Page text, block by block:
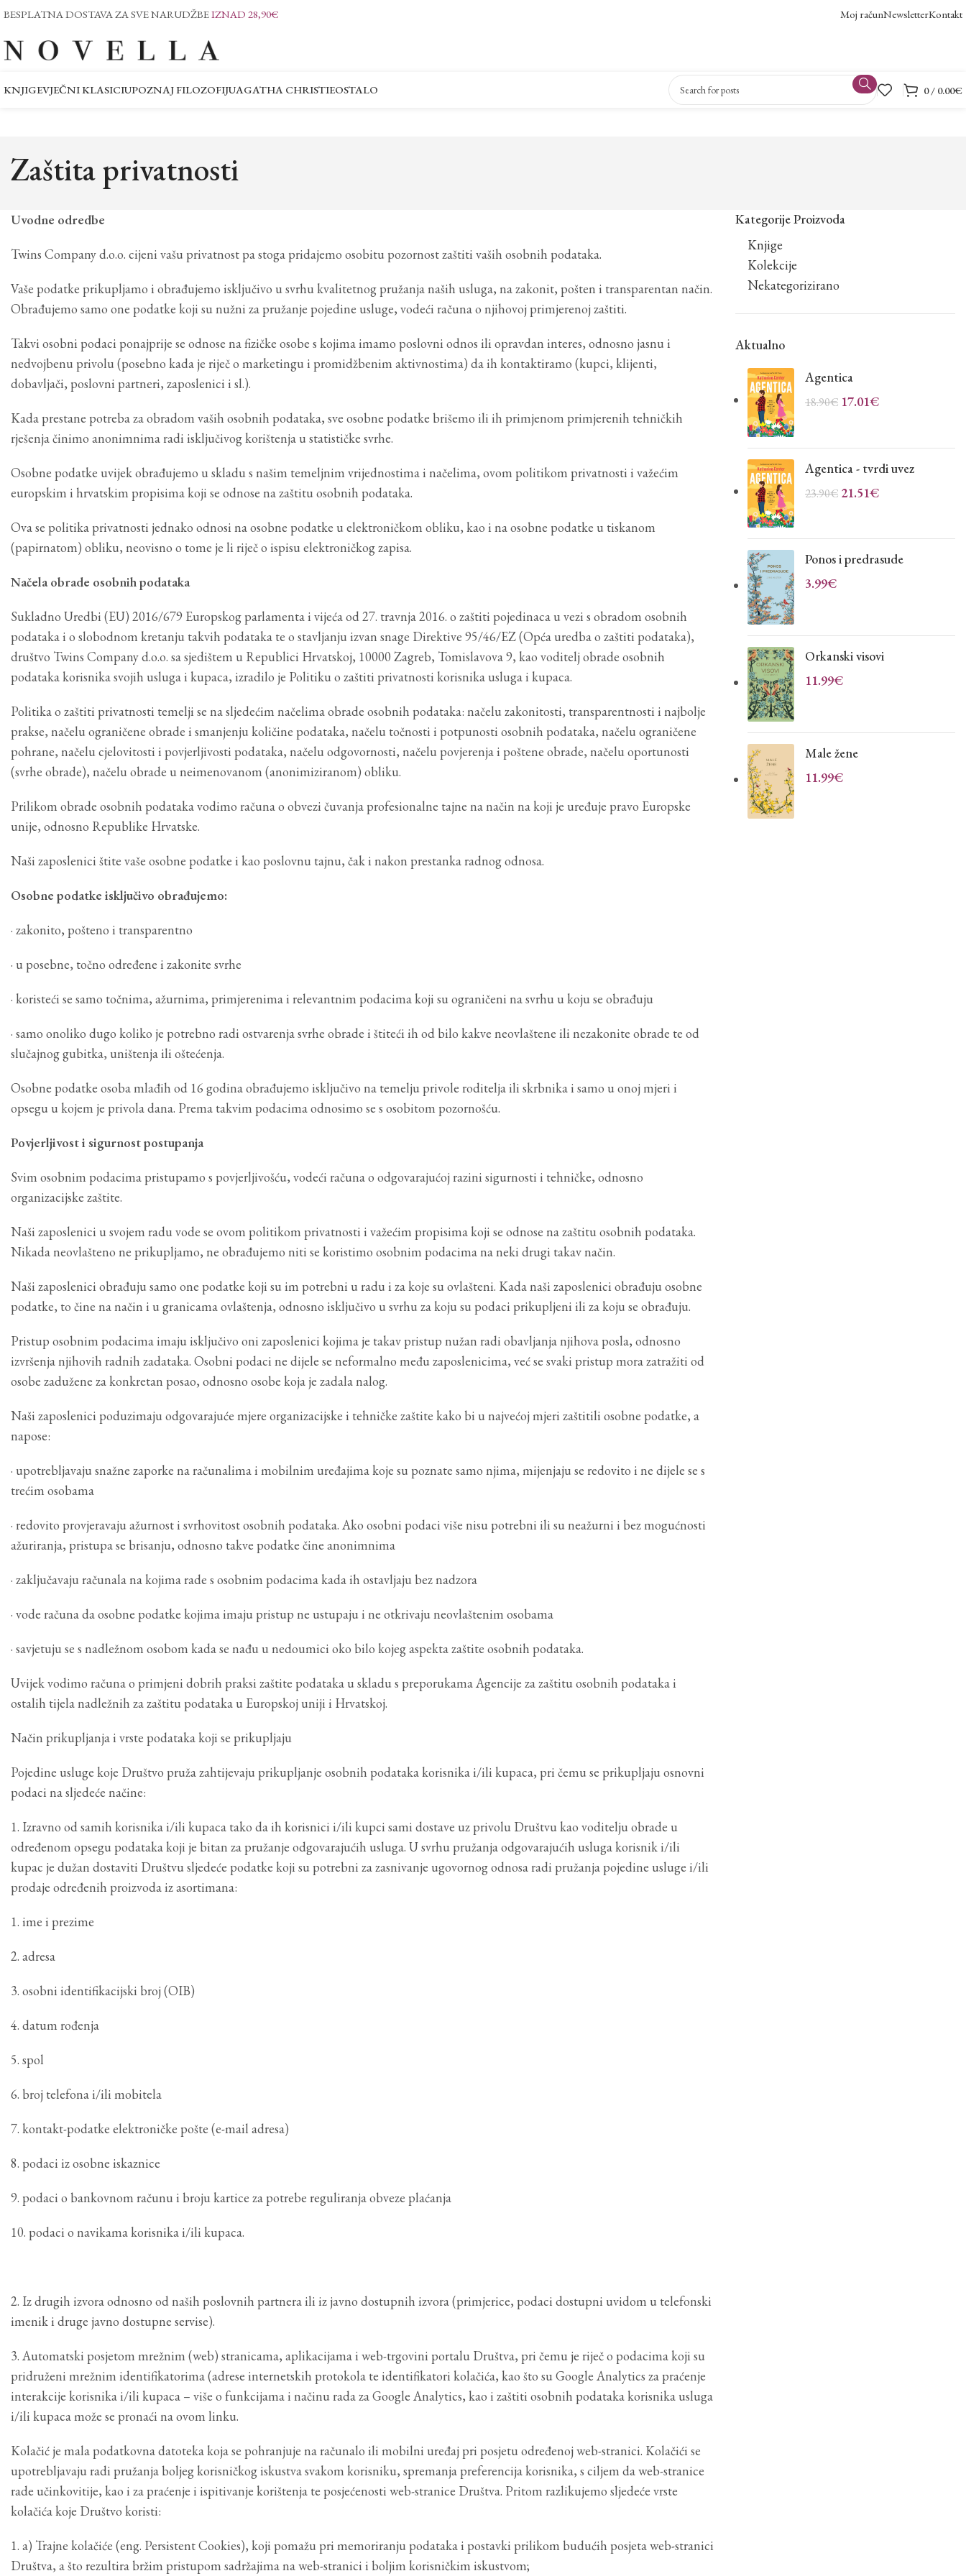
BESPLATNA DOSTAVA ZA SVE NARUDŽBEIZNAD 28,90€ Moj računNewsletterKontakt
KNJIGEVJEČNI KLASICIUPOZNAJ FILOZOFIJUAGATHA CHRISTIEOSTALO 0/ 0.00€
Zaštita privatnosti
Uvodne odredbe
Twins Company d.o.o. cijeni vašu privatnost pa stoga pridajemo osobitu pozornost zaštiti vaših osobnih podataka.
Vaše podatke prikupljamo i obrađujemo isključivo u svrhu kvalitetnog pružanja naših usluga, na zakonit, pošten i transparentan način.
Obrađujemo samo one podatke koji su nužni za pružanje pojedine usluge, vodeći računa o njihovoj primjerenoj zaštiti.
Takvi osobni podaci ponajprije se odnose na fizičke osobe s kojima imamo poslovni odnos ili opravdan interes, odnosno jasnu i
nedvojbenu privolu (posebno kada je riječ o marketingu i promidžbenim aktivnostima) da ih kontaktiramo (kupci, klijenti,
dobavljači, poslovni partneri, zaposlenici i sl.).
Kada prestane potreba za obradom vaših osobnih podataka, sve osobne podatke brišemo ili ih primjenom primjerenih tehničkih
rješenja činimo anonimnima radi isključivog korištenja u statističke svrhe.
Osobne podatke uvijek obrađujemo u skladu s našim temeljnim vrijednostima i načelima, ovom politikom privatnosti i važećim
europskim i hrvatskim propisima koji se odnose na zaštitu osobnih podataka.
Ova se politika privatnosti jednako odnosi na osobne podatke u elektroničkom obliku, kao i na osobne podatke u tiskanom
(papirnatom) obliku, neovisno o tome je li riječ o ispisu elektroničkog zapisa.
Načela obrade osobnih podataka
Sukladno Uredbi (EU) 2016/679 Europskog parlamenta i vijeća od 27. travnja 2016. o zaštiti pojedinaca u vezi s obradom osobnih
podataka i o slobodnom kretanju takvih podataka te o stavljanju izvan snage Direktive 95/46/EZ (Opća uredba o zaštiti podataka),
društvo Twins Company d.o.o. sa sjedištem u Republici Hrvatskoj, 10000 Zagreb, Tomislavova 9, kao voditelj obrade osobnih
podataka korisnika svojih usluga i kupaca, izradilo je Politiku o zaštiti privatnosti korisnika usluga i kupaca.
Politika o zaštiti privatnosti temelji se na sljedećim načelima obrade osobnih podataka: načelu zakonitosti, transparentnosti i najbolje
prakse, načelu ograničene obrade i smanjenju količine podataka, načelu točnosti i potpunosti osobnih podataka, načelu ograničene
pohrane, načelu cjelovitosti i povjerljivosti podataka, načelu odgovornosti, načelu povjerenja i poštene obrade, načelu oportunosti
(svrhe obrade), načelu obrade u neimenovanom (anonimiziranom) obliku.
Prilikom obrade osobnih podataka vodimo računa o obvezi čuvanja profesionalne tajne na način na koji je uređuje pravo Europske
unije, odnosno Republike Hrvatske.
Naši zaposlenici štite vaše osobne podatke i kao poslovnu tajnu, čak i nakon prestanka radnog odnosa.
Osobne podatke isključivo obrađujemo:
· zakonito, pošteno i transparentno
· u posebne, točno određene i zakonite svrhe
· koristeći se samo točnima, ažurnima, primjerenima i relevantnim podacima koji su ograničeni na svrhu u koju se obrađuju
· samo onoliko dugo koliko je potrebno radi ostvarenja svrhe obrade i štiteći ih od bilo kakve neovlaštene ili nezakonite obrade te od
slučajnog gubitka, uništenja ili oštećenja.
Osobne podatke osoba mlađih od 16 godina obrađujemo isključivo na temelju privole roditelja ili skrbnika i samo u onoj mjeri i
opsegu u kojem je privola dana. Prema takvim podacima odnosimo se s osobitom pozornošću.
Povjerljivost i sigurnost postupanja
Svim osobnim podacima pristupamo s povjerljivošću, vodeći računa o odgovarajućoj razini sigurnosti i tehničke, odnosno
organizacijske zaštite.
Naši zaposlenici u svojem radu vode se ovom politikom privatnosti i važećim propisima koji se odnose na zaštitu osobnih podataka.
Nikada neovlašteno ne prikupljamo, ne obrađujemo niti se koristimo osobnim podacima na neki drugi takav način.
Naši zaposlenici obrađuju samo one podatke koji su im potrebni u radu i za koje su ovlašteni. Kada naši zaposlenici obrađuju osobne
podatke, to čine na način i u granicama ovlaštenja, odnosno isključivo u svrhu za koju su podaci prikupljeni ili za koju se obrađuju.
Pristup osobnim podacima imaju isključivo oni zaposlenici kojima je takav pristup nužan radi obavljanja njihova posla, odnosno
izvršenja njihovih radnih zadataka. Osobni podaci ne dijele se neformalno među zaposlenicima, već se svaki pristup mora zatražiti od
osobe zadužene za konkretan posao, odnosno osobe koja je zadala nalog.
Naši zaposlenici poduzimaju odgovarajuće mjere organizacijske i tehničke zaštite kako bi u najvećoj mjeri zaštitili osobne podatke, a
napose:
· upotrebljavaju snažne zaporke na računalima i mobilnim uređajima koje su poznate samo njima, mijenjaju se redovito i ne dijele se s
trećim osobama
· redovito provjeravaju ažurnost i svrhovitost osobnih podataka. Ako osobni podaci više nisu potrebni ili su neažurni i bez mogućnosti
ažuriranja, pristupa se brisanju, odnosno takve podatke čine anonimnima
· zaključavaju računala na kojima rade s osobnim podacima kada ih ostavljaju bez nadzora
· vode računa da osobne podatke kojima imaju pristup ne ustupaju i ne otkrivaju neovlaštenim osobama
· savjetuju se s nadležnom osobom kada se nađu u nedoumici oko bilo kojeg aspekta zaštite osobnih podataka.
Uvijek vodimo računa o primjeni dobrih praksi zaštite podataka u skladu s preporukama Agencije za zaštitu osobnih podataka i
ostalih tijela nadležnih za zaštitu podataka u Europskoj uniji i Hrvatskoj.
Način prikupljanja i vrste podataka koji se prikupljaju
Pojedine usluge koje Društvo pruža zahtijevaju prikupljanje osobnih podataka korisnika i/ili kupaca, pri čemu se prikupljaju osnovni
podaci na sljedeće načine:
1. Izravno od samih korisnika i/ili kupaca tako da ih korisnici i/ili kupci sami dostave uz privolu Društvu kao voditelju obrade u
određenom opsegu podataka koji je bitan za pružanje odgovarajućih usluga. U svrhu pružanja odgovarajućih usluga korisnik i/ili
kupac je dužan dostaviti Društvu sljedeće podatke koji su potrebni za zasnivanje ugovornog odnosa radi pružanja pojedine usluge i/ili
prodaje određenih proizvoda iz asortimana:
1. ime i prezime
2. adresa
3. osobni identifikacijski broj (OIB)
4. datum rođenja
5. spol
6. broj telefona i/ili mobitela
7. kontakt-podatke elektroničke pošte (e-mail adresa)
8. podaci iz osobne iskaznice
9. podaci o bankovnom računu i broju kartice za potrebe reguliranja obveze plaćanja
10. podaci o navikama korisnika i/ili kupaca.
2. Iz drugih izvora odnosno od naših poslovnih partnera ili iz javno dostupnih izvora (primjerice, podaci dostupni uvidom u telefonski
imenik i druge javno dostupne servise).
3. Automatski posjetom mrežnim (web) stranicama, aplikacijama i web-trgovini portalu Društva, pri čemu je riječ o podacima koji su
pridruženi mrežnim identifikatorima (adrese internetskih protokola te identifikatori kolačića, kao što su Google Analytics za praćenje
interakcije korisnika i/ili kupaca – više o funkcijama i načinu rada za Google Analytics, kao i zaštiti osobnih podataka korisnika usluga
i/ili kupaca može se pronaći na ovom linku.
Kolačić je mala podatkovna datoteka koja se pohranjuje na računalo ili mobilni uređaj pri posjetu određenoj web-stranici. Kolačići se
upotrebljavaju radi pružanja boljeg korisničkog iskustva svakom korisniku, spremanja preferencija korisnika, s ciljem da web-stranice
rade učinkovitije, kao i za praćenje i ispitivanje korištenja te posjećenosti web-stranice Društva. Pritom razlikujemo sljedeće vrste
kolačića koje Društvo koristi:
1. a) Trajne kolačiće (eng. Persistent Cookies), koji pomažu pri memoriranju podataka i postavki prilikom budućih posjeta web-stranici
Društva, a što rezultira bržim pristupom sadržajima na web-stranici i boljim korisničkim iskustvom;
Kategorije Proizvoda
Knjige
Kolekcije
Nekategorizirano
Aktualno
Agentica
18.90€ 17.01€
Agentica - tvrdi uvez
23.90€ 21.51€
Ponos i predrasude
3.99€
Orkanski visovi
11.99€
Male žene
11.99€